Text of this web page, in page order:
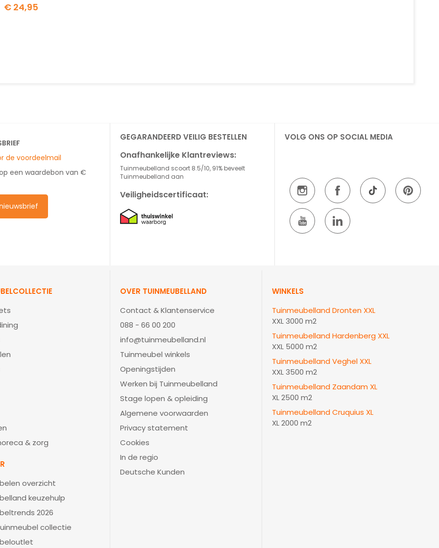
€ 24,95
de voordeelmail
een waardebon van €
GEGARANDEERD VEILIG BESTELLEN
Onafhankelijke Klantreviews:
Tuinmeubelland scoort 8.5/10, 91% beveelt
Tuinmeubelland aan
Veiligheidscertificaat:
VOLG ONS OP SOCIAL MEDIA
& zorg
overzicht
keuzehulp
2026
collectie
OVER TUINMEUBELLAND
Contact & Klantenservice
088 - 66 00 200
info@tuinmeubelland.nl
Tuinmeubel winkels
Openingstijden
Werken bij Tuinmeubelland
Stage lopen & opleiding
Algemene voorwaarden
Privacy statement
Cookies
In de regio
Deutsche Kunden
WINKELS
Tuinmeubelland Dronten XXL
XXL 3000 m2
Tuinmeubelland Hardenberg XXL
XXL 5000 m2
Tuinmeubelland Veghel XXL
XXL 3500 m2
Tuinmeubelland Zaandam XL
XL 2500 m2
Tuinmeubelland Cruquius XL
XL 2000 m2